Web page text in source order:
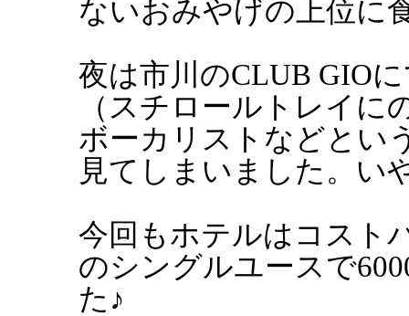
ないおみやげの上位に
夜は市川のCLUB GIO
（スチロールトレイに
ボーカリストなどとい
見てしまいました。い
今回もホテルはコスト
のシングルユースで
た♪